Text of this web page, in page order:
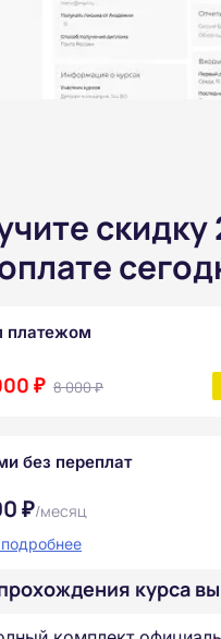
скидку
платежом
₽ 8 000 ₽
без переплат
₽/месяц
курса